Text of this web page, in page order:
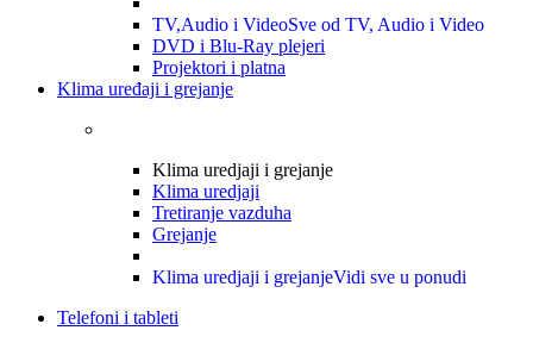
TV,Audio i VideoSve od TV, Audio i Video
DVD i Blu-Ray plejeri
Projektori i platna
Klima uređaji i grejanje
Klima uredjaji i grejanje
Klima uredjaji
Tretiranje vazduha
Grejanje
Klima uredjaji i grejanjeVidi sve u ponudi
Telefoni i tableti